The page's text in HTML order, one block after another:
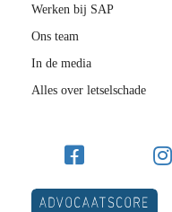
Werken bij SAP
Ons team
In de media
Alles over letselschade